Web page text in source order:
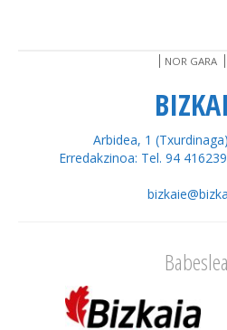
NOR GARA
Arbidea, 1
Erredakzinoa: Tel. 94